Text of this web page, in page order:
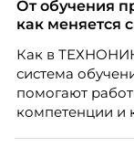
От обучения
как меняется
Как в
система
помогают
компетенции и